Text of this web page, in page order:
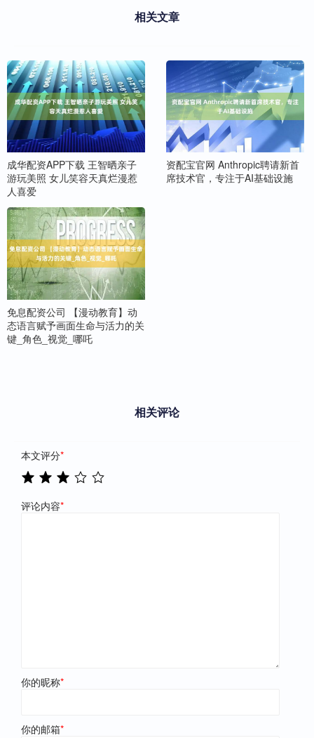
相关文章
成华配资APP下载 王智晒亲子
游玩美照 女儿笑容天真烂漫惹
人喜爱
资配宝官网 Anthropic聘请新首
席技术官，专注于AI基础设施
免息配资公司 【漫动教育】动
态语言赋予画面生命与活力的关
键_角色_视觉_哪吒
相关评论
本文评分*
评论内容*
你的昵称*
你的邮箱*